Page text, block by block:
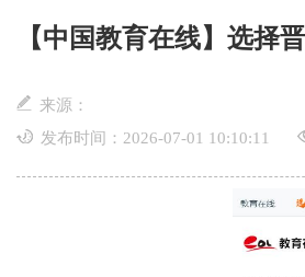
【中国教育在线】选择
来源：
发布时间：2026-07-01 10:10:11